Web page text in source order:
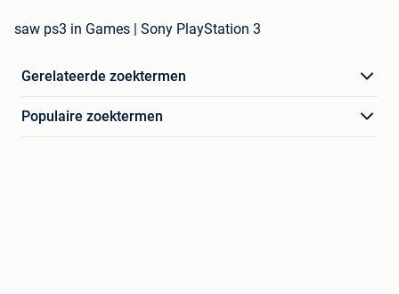
saw ps3 in Games | Sony PlayStation 3
Gerelateerde zoektermen
Populaire zoektermen